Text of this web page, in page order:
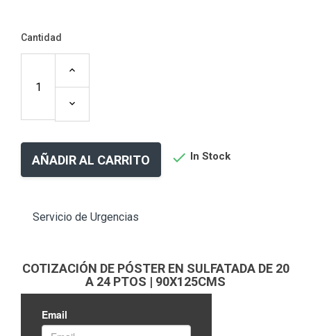
Cantidad
AÑADIR AL CARRITO  In Stock
Servicio de Urgencias
COTIZACIÓN DE PÓSTER EN SULFATADA DE 20
A 24 PTOS | 90X125CMS